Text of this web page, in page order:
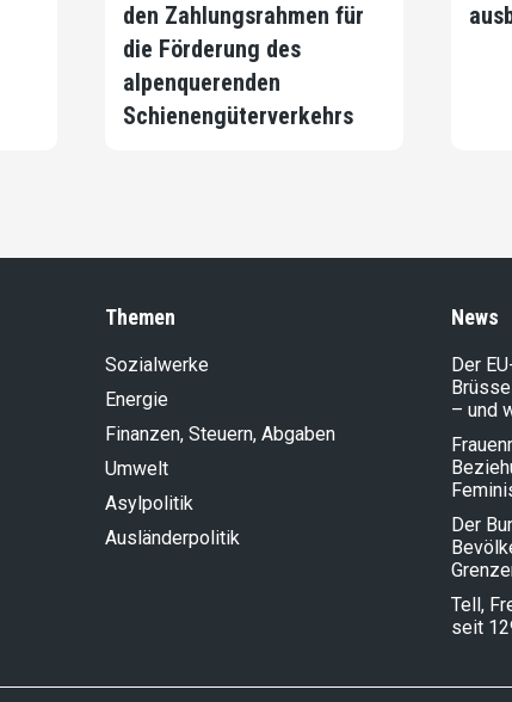
den Zahlungsrahmen für
die Förderung des
alpenquerenden
Schienengüterverkehrs
Themen
Sozialwerke
Energie
Finanzen, Steuern, Abgaben
Umwelt
Asylpolitik
Ausländer­politik
News
Der
– und
Der
Tell,
seit